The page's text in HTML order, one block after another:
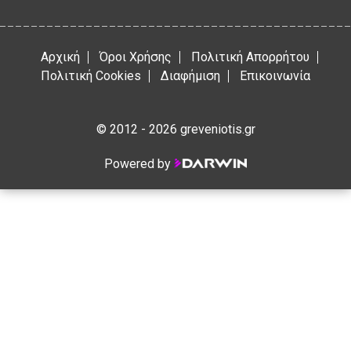
Αρχική Όροι Χρήσης
Πολιτική Απορρήτου
Πολιτική Cookies
Διαφήμιση Επικοινωνία
© 2012 - 2026 greveniotis.gr
Powered by